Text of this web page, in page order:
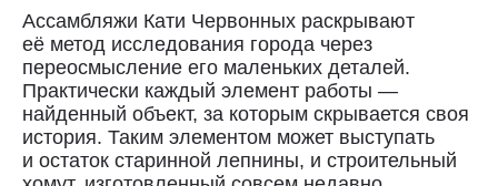
Ассамбляжи Кати Червонных раскрывают
её метод исследования города через
переосмысление его маленьких деталей.
Практически каждый элемент работы —
найденный объект, за которым скрывается своя
история. Таким элементом может выступать
и остаток старинной лепнины, и строительный
Доставка осуществляется курьерской
службой СДЭК за счёт покупателя.
Сроки доставки: 2−3 дня по Санкт-
Петербургу и 3−8 дней по России.
Самовывоз из магазина в Санкт-
Петербурге возможен
по предварительной договорённости
+7 (921) 433-35-93